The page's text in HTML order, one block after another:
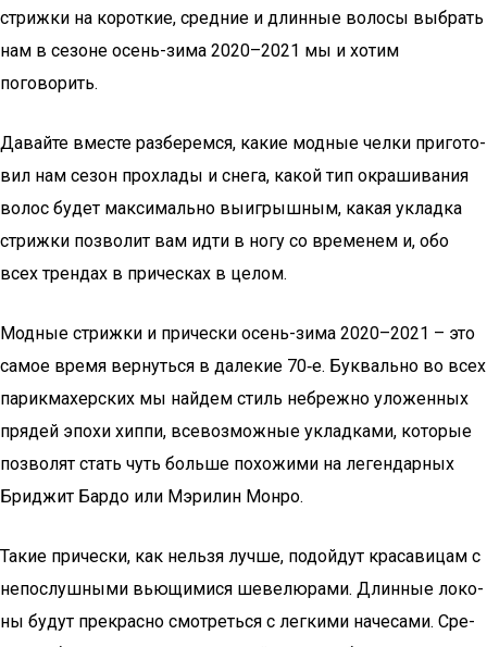
стриж­ки на корот­кие, сред­ние и длин­ные воло­сы выбрать
нам в сезоне осень-зима 2020–2021 мы и хотим
поговорить.
Давай­те вме­сте раз­бе­рем­ся, какие мод­ные чел­ки при­го­то­
вил нам сезон про­хла­ды и сне­га, какой тип окра­ши­ва­ния
волос будет мак­си­маль­но выиг­рыш­ным, какая уклад­ка
стриж­ки поз­во­лит вам идти в ногу со вре­ме­нем и, обо
всех трен­дах в при­чес­ках в целом.
Мод­ные стриж­ки и при­чес­ки осень-зима 2020–2021 – это
самое вре­мя вер­нуть­ся в дале­кие 70‑е. Бук­валь­но во всех
парик­ма­хер­ских мы най­дем стиль небреж­но уло­жен­ных
пря­дей эпо­хи хип­пи, все­воз­мож­ные уклад­ка­ми, кото­рые
поз­во­лят стать чуть боль­ше похо­жи­ми на леген­дар­ных
Бри­джит Бар­до или Мэри­лин Монро.
Такие при­чес­ки, как нель­зя луч­ше, подой­дут кра­са­ви­цам с
непо­слуш­ны­ми вью­щи­ми­ся шеве­лю­ра­ми. Длин­ные локо­
ны будут пре­крас­но смот­реть­ся с лег­ки­ми наче­са­ми. Сре­